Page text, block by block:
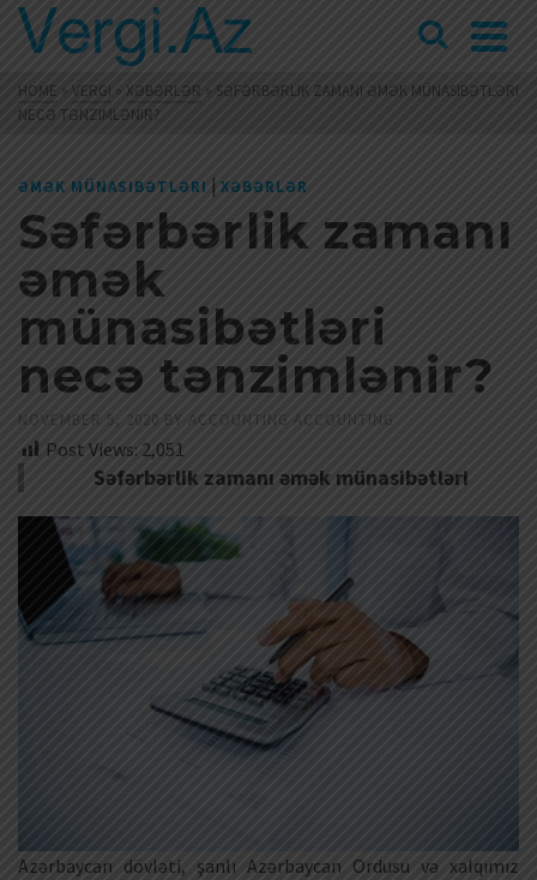
HOME » VERGI » XƏBƏRLƏR » SƏFƏRBƏRLIK ZAMANI ƏMƏK MÜNASIBƏTLƏRI
NECƏ TƏNZIMLƏNIR?
ƏMƏK MÜNASIBƏTLƏRI | XƏBƏRLƏR
Səfərbərlik zamanı
əmək
münasibətləri
necə tənzimlənir?
NOVEMBER 5, 2020 BY ACCOUNTING ACCOUNTING
Post Views: 2,051
Səfərbərlik zamanı əmək münasibətləri
Azərbaycan dövləti, şanlı Azərbaycan Ordusu və xalqımız